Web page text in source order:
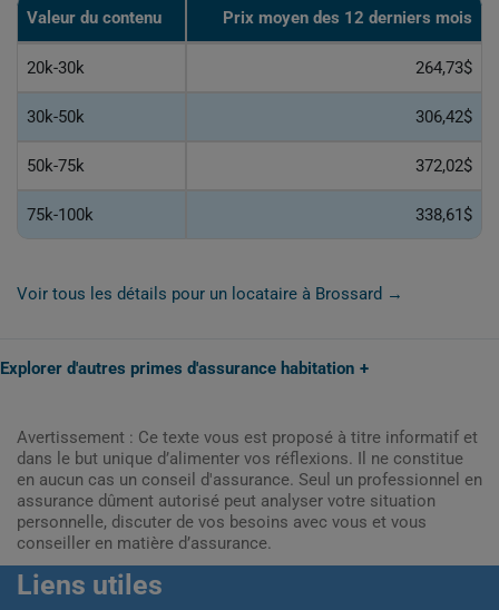
Valeur du contenu Prix moyen des 12 derniers mois
20k-30k 264,73$
30k-50k 306,42$
50k-75k 372,02$
75k-100k 338,61$
Voir tous les détails pour un locataire à Brossard →
Explorer d'autres primes d'assurance habitation
Avertissement : Ce texte vous est proposé à titre informatif et
dans le but unique d’alimenter vos réflexions. Il ne constitue
en aucun cas un conseil d'assurance. Seul un professionnel en
assurance dûment autorisé peut analyser votre situation
personnelle, discuter de vos besoins avec vous et vous
conseiller en matière d’assurance.
Liens utiles